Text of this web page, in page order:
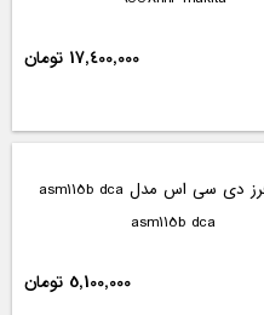
14,118,615 تومان
مینی سنگ (مینی فرز ) بوش 1900 وات مدل
gws 19-125 cie
gws 19-125 cie
47,513,400 تومان
42,653,509 تومان